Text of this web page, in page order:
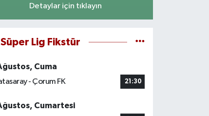
Detaylar için tıklayın
Süper Lig Fikstür
Cuma
- Çorum FK
21:30
Cumartesi